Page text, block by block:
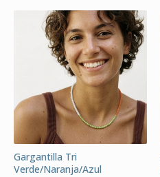
Gargantilla Tri
Verde/Naranja/Azul